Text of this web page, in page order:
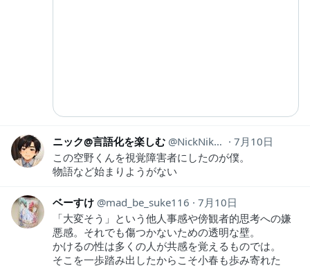
ニック@言語化を楽しむ NickNiku_think
7月10日
この空野くんを視覚障害者にしたのが僕。
物語など始まりようがない
ベーすけ mad_be_suke116
7月10日
「大変そう」という他人事感や傍観者的思考への嫌
悪感。それでも傷つかないための透明な壁。
かけるの性は多くの人が共感を覚えるものでは。
そこを一歩踏み出したからこそ小春も歩み寄れた